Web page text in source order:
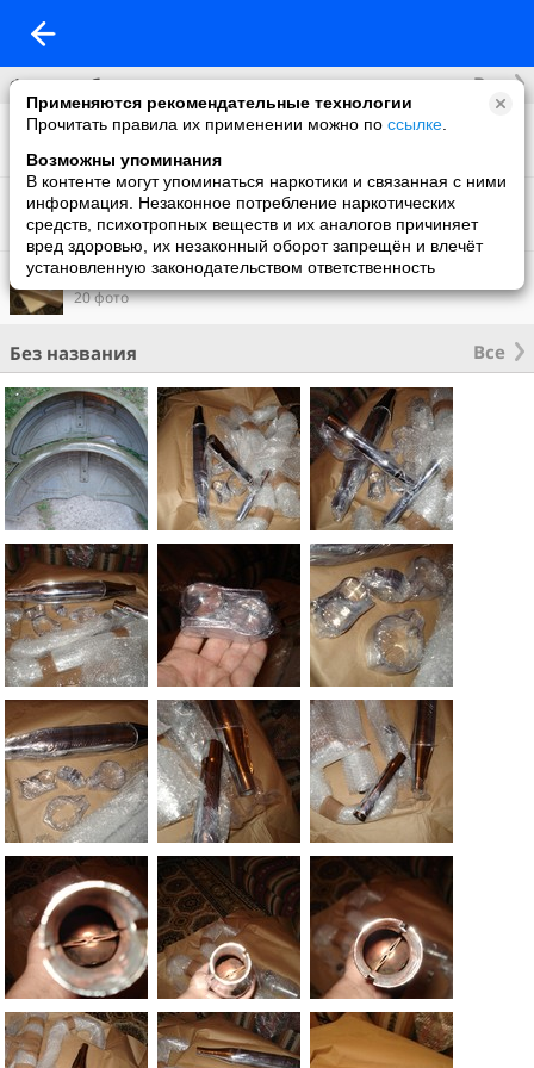
Применяются рекомендательные технологии
Прочитать правила их применении можно по ссылке
Возможны упоминания
В контенте могут упоминаться наркотики и связанная с ними
информация. Незаконное потребление наркотических
средств, психотропных веществ и их аналогов причиняет
вред здоровью, их незаконный оборот запрещён и влечёт
установленную законодательством ответственность
Фотоальбомы Все
10 фото
МВ-750
16 фото
Глушители от Матеуша
20 фото
Без названия Все